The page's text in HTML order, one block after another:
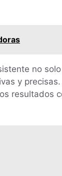
no
y precisas.
resultados